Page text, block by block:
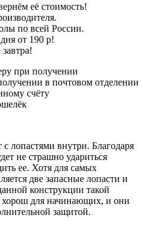
её стоимость!
по всей России.
от 190 р!
при получении
в почтовом отделении
счёту
с лопастями внутри. Благодаря
не страшно удариться
ее. Хотя для самых
две запасные лопасти и
конструкции такой
хорош для начинающих, и они
защитой.